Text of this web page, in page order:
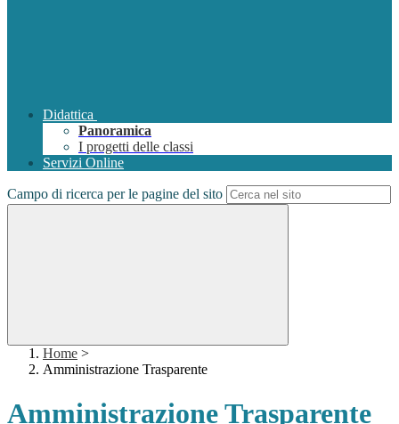
Didattica
Panoramica
I progetti delle classi
Servizi Online
Campo di ricerca per le pagine del sito
Home >
Amministrazione Trasparente
Amministrazione Trasparente